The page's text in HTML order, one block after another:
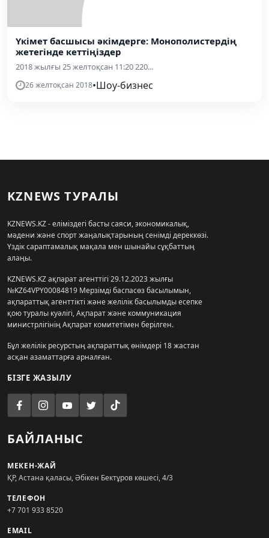
Үкімет басшысы әкімдерге: Монополистердің
жетегінде кеттіңіздер
2018 жылғы 25 желтоқсан 11:20 220...
26 желтоқсан 2018•Шоу-бизнес
KZNEWS ТУРАЛЫ
KZNEWS.KZ - еліміздегі басты саяси, экономикалық,
мәдени және спорт жаңалықтарының сенімді дереккөзі.
Үздік сараптамалық мақала мен шынайы сұқбаттың
алаңы.
KZNEWS.KZ ақпарат агенттігі 29.12.2023 жылғы
№KZ64VPY00084819 Мерзімді баспасөз басылымын,
ақпараттық агенттікті және желілік басылымды есепке
қою туралы куәлігі, Ақпарат және коммуникация
министрлігінің Ақпарат комитетімен берілген.
Бұл желілік ресурстың ақпараттық өнімдері 18 жастан
асқан азаматтарға арналған.
БІЗГЕ ЖАЗЫЛУ
БАЙЛАНЫС
МЕКЕН-ЖАЙ
ҚР, Астана қаласы, Әбікен Бектұров көшесі, 4/3
ТЕЛЕФОН
+7 701 933 8520
EMAIL